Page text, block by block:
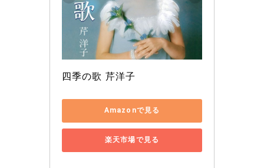
四季の歌 芹洋子
Amazonで見る
楽天市場で見る